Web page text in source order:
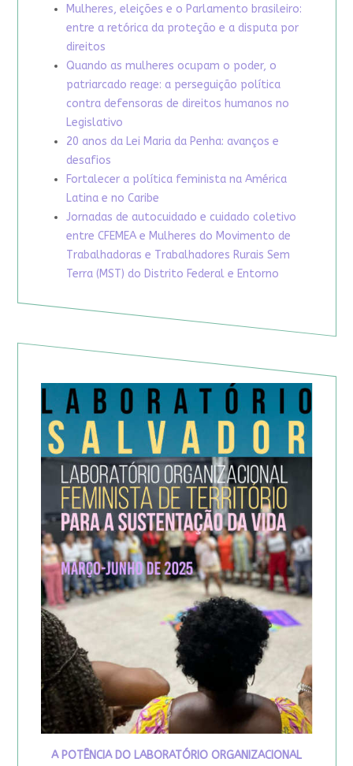
Mulheres, eleições e o Parlamento brasileiro:
entre a retórica da proteção e a disputa por
direitos
Quando as mulheres ocupam o poder, o
patriarcado reage: a perseguição política
contra defensoras de direitos humanos no
Legislativo
20 anos da Lei Maria da Penha: avanços e
desafios
Fortalecer a política feminista na América
Latina e no Caribe
Jornadas de autocuidado e cuidado coletivo
entre CFEMEA e Mulheres do Movimento de
Trabalhadoras e Trabalhadores Rurais Sem
Terra (MST) do Distrito Federal e Entorno
A POTÊNCIA DO LABORATÓRIO ORGANIZACIONAL